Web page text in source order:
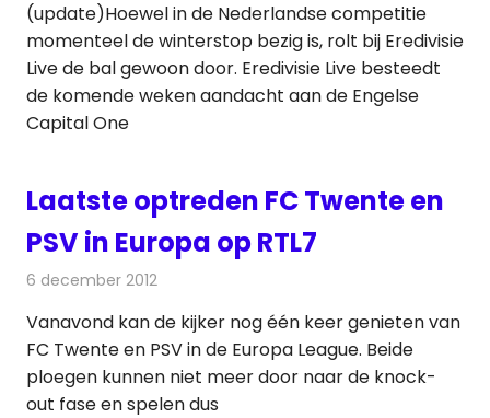
(update)Hoewel in de Nederlandse competitie
momenteel de winterstop bezig is, rolt bij Eredivisie
Live de bal gewoon door. Eredivisie Live besteedt
de komende weken aandacht aan de Engelse
Capital One
Laatste optreden FC Twente en
PSV in Europa op RTL7
6 december 2012
Vanavond kan de kijker nog één keer genieten van
FC Twente en PSV in de Europa League. Beide
ploegen kunnen niet meer door naar de knock-
out fase en spelen dus